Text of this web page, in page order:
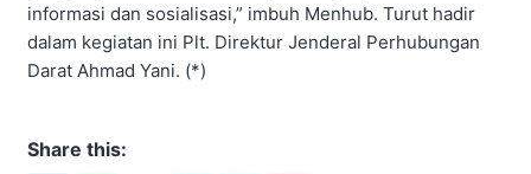
informasi dan sosialisasi,” imbuh Menhub. Turut hadir
dalam kegiatan ini Plt. Direktur Jenderal Perhubungan
Darat Ahmad Yani. (*)
Share this: